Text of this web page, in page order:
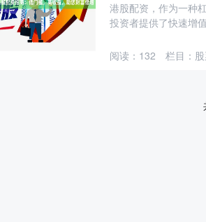
港股配资，作为一种
投资者提供了快速增
阅读： 132 栏目：